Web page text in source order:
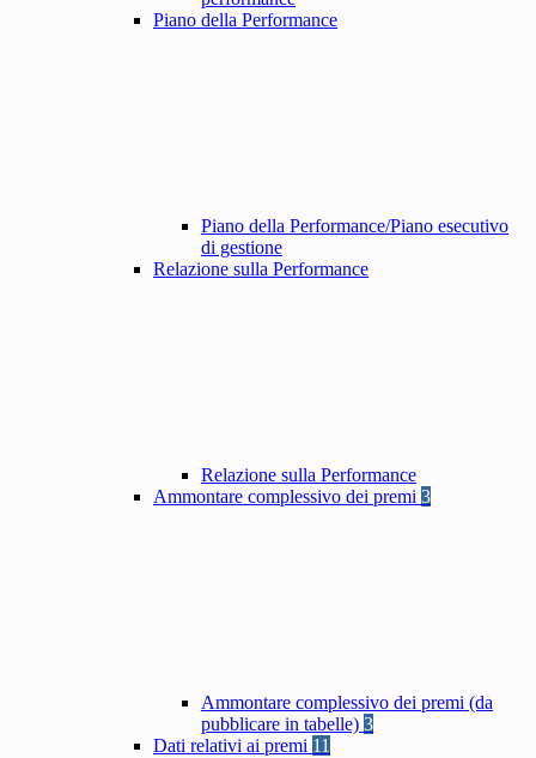
Piano della Performance
Piano della Performance/Piano esecutivo
di gestione
Relazione sulla Performance
Relazione sulla Performance
Ammontare complessivo dei premi 3
Ammontare complessivo dei premi (da
pubblicare in tabelle) 3
Dati relativi ai premi 11